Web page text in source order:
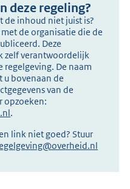
deze regeling?
de inhoud niet juist is?
de organisatie die de
Deze
zelf verantwoordelijk
regelgeving. De naam
u bovenaan de
van de
opzoeken:
.
link niet goed? Stuur